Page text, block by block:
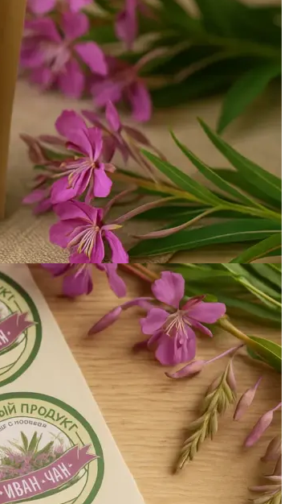
Сканирование
Сканирование
Сканирование
Сканирование
Сканирование
пружину
пружину
Твёрдый
Печать и
Печать и
Печать и
Печать и
Печать и
Печать и